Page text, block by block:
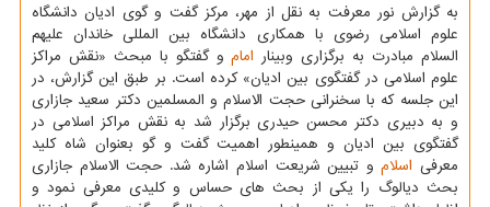
به گزارش نور معرفت به نقل از مهر، مرکز گفت و گوی ادیان دانشگاه
علوم اسلامی رضوی با همکاری دانشگاه بین المللی خاندان علیهم
السلام مبادرت به برگزاری وبینار امامو گفتگو با مبحث «نقش مراکز
علوم اسلامی در گفتگوی بین ادیان» کرده است. بر طبق این گزارش، در
این جلسه که با سخنرانی حجت الاسلام و المسلمین دکتر سعید جازاری
و به دبیری دکتر محسن حیدری برگزار شد به نقش مراکز اسلامی در
گفتگوی بین ادیان و همینطور اهمیت گفت و گو بعنوان شاه کلید
معرفی اسلامو تبیین شریعت اسلام اشاره شد. حجت الاسلام جازاری
بحث دیالوگ را یکی از بحث های حساس و کلیدی معرفی نمود و